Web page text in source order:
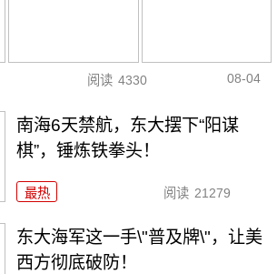
阅读 4330 08-04
南海6天禁航，东大摆下“阳谋
棋”，锤炼铁拳头！
最热 阅读 21279
东大海军这一手\"普及牌\"，让美
西方彻底破防！